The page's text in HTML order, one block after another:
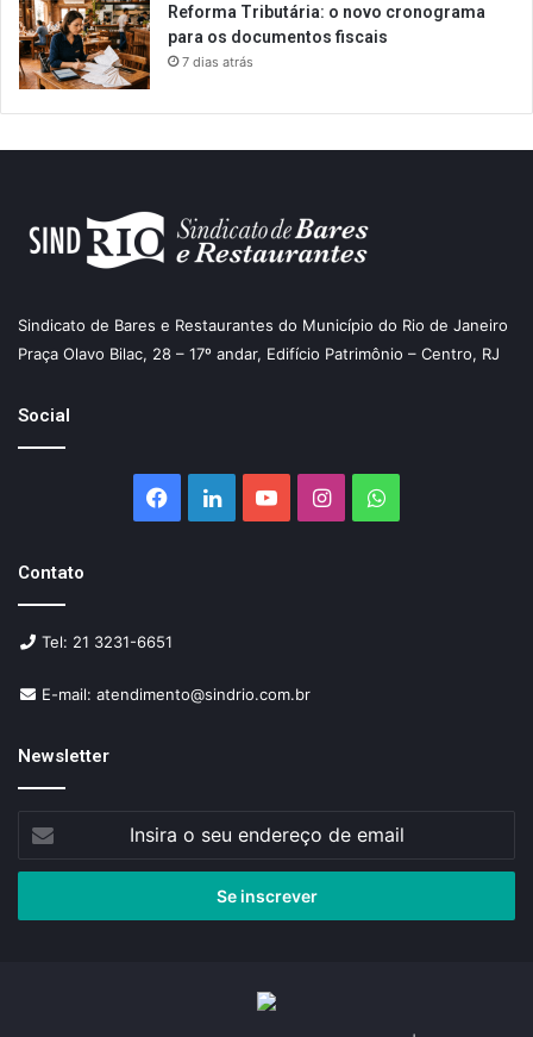
Reforma Tributária: o novo cronograma
para os documentos fiscais
7 dias atrás
Sindicato de Bares e Restaurantes do Município do Rio de Janeiro
Praça Olavo Bilac, 28 – 17º andar, Edifício Patrimônio – Centro, RJ
Social
Facebook
LinkedinYouTubeInstagramWhatsApp
Contato
Tel: 21 3231-6651
E-mail: atendimento@sindrio.com.br
Newsletter
seu
de